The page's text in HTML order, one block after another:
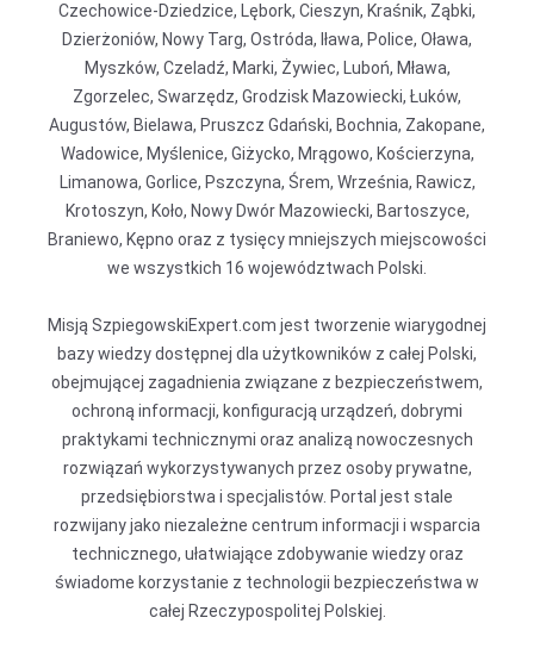
Czechowice-Dziedzice, Lębork, Cieszyn, Kraśnik, Ząbki,
Dzierżoniów, Nowy Targ, Ostróda, Iława, Police, Oława,
Myszków, Czeladź, Marki, Żywiec, Luboń, Mława,
Zgorzelec, Swarzędz, Grodzisk Mazowiecki, Łuków,
Augustów, Bielawa, Pruszcz Gdański, Bochnia, Zakopane,
Wadowice, Myślenice, Giżycko, Mrągowo, Kościerzyna,
Limanowa, Gorlice, Pszczyna, Śrem, Września, Rawicz,
Krotoszyn, Koło, Nowy Dwór Mazowiecki, Bartoszyce,
Braniewo, Kępno oraz z tysięcy mniejszych miejscowości
we wszystkich 16 województwach Polski.
Misją SzpiegowskiExpert.com jest tworzenie wiarygodnej
bazy wiedzy dostępnej dla użytkowników z całej Polski,
obejmującej zagadnienia związane z bezpieczeństwem,
ochroną informacji, konfiguracją urządzeń, dobrymi
praktykami technicznymi oraz analizą nowoczesnych
rozwiązań wykorzystywanych przez osoby prywatne,
przedsiębiorstwa i specjalistów. Portal jest stale
rozwijany jako niezależne centrum informacji i wsparcia
technicznego, ułatwiające zdobywanie wiedzy oraz
świadome korzystanie z technologii bezpieczeństwa w
całej Rzeczypospolitej Polskiej.